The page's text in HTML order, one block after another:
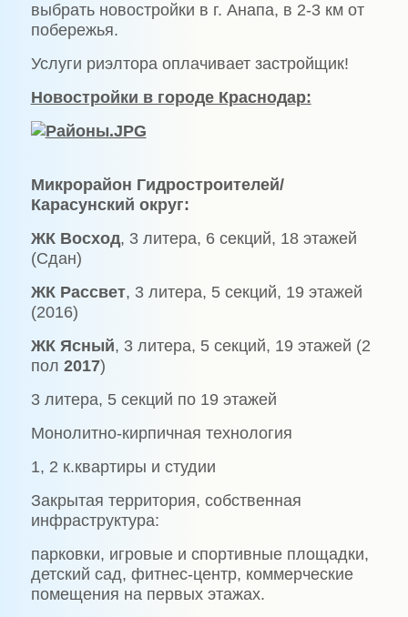
выбрать новостройки в г. Анапа, в 2-3 км от
побережья.
Услуги риэлтора оплачивает застройщик!
Новостройки в городе Краснодар:
Микрорайон Гидростроителей/
Карасунский округ:
ЖК Восход, 3 литера, 6 секций, 18 этажей
(Сдан)
ЖК Рассвет, 3 литера, 5 секций, 19 этажей
(2016)
ЖК Ясный, 3 литера, 5 секций, 19 этажей (2
пол 2017)
3 литера, 5 секций по 19 этажей
Монолитно-кирпичная технология
1, 2 к.квартиры и студии
Закрытая территория, собственная
инфраструктура:
парковки, игровые и спортивные площадки,
детский сад, фитнес-центр, коммерческие
помещения на первых этажах.